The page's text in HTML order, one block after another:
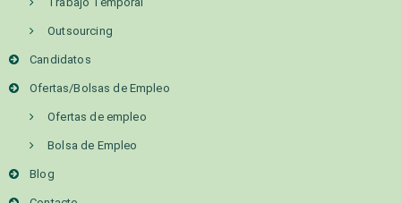
Outsourcing
Candidatos
Ofertas/Bolsas de Empleo
Ofertas de empleo
Bolsa de Empleo
Blog